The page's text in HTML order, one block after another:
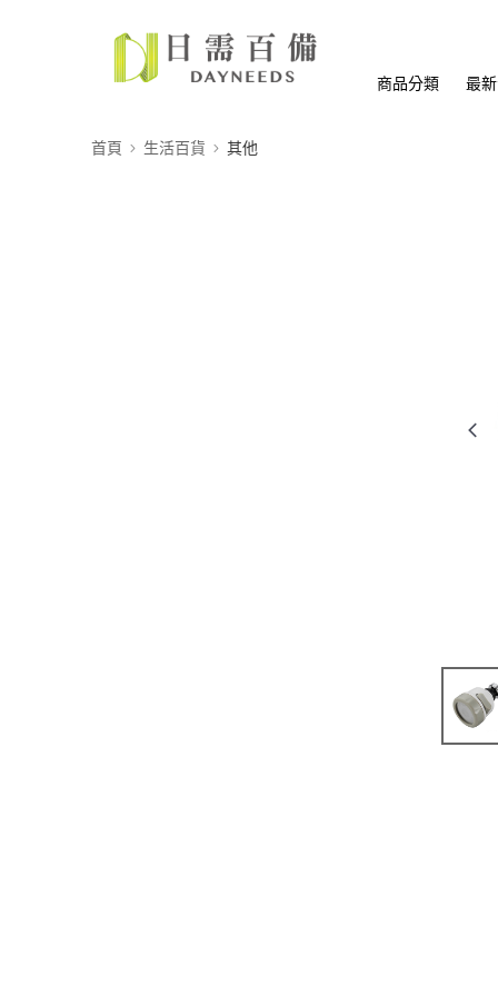
商品分類 最
首頁 生活百貨 其他